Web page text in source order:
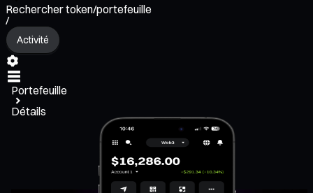
Rechercher token/portefeuille
/
Activité
Portefeuille
Détails